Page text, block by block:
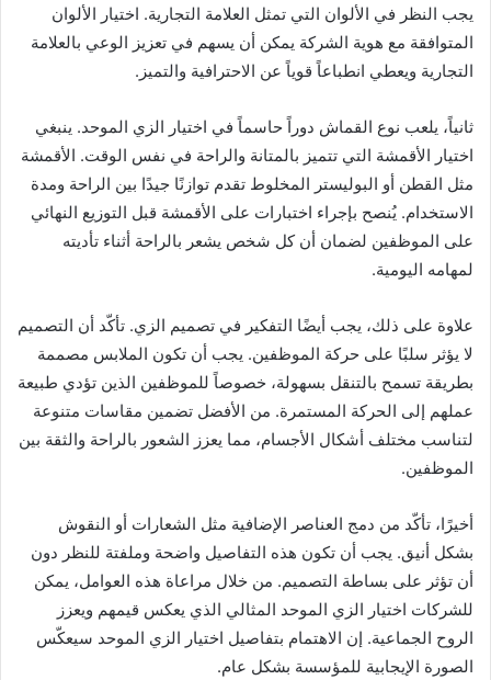
يجب النظر في الألوان التي تمثل العلامة التجارية. اختيار الألوان
المتوافقة مع هوية الشركة يمكن أن يسهم في تعزيز الوعي بالعلامة
التجارية ويعطي انطباعاً قوياً عن الاحترافية والتميز.
ثانياً، يلعب نوع القماش دوراً حاسماً في اختيار الزي الموحد. ينبغي
اختيار الأقمشة التي تتميز بالمتانة والراحة في نفس الوقت. الأقمشة
مثل القطن أو البوليستر المخلوط تقدم توازنًا جيدًا بين الراحة ومدة
الاستخدام. يُنصح بإجراء اختبارات على الأقمشة قبل التوزيع النهائي
على الموظفين لضمان أن كل شخص يشعر بالراحة أثناء تأديته
لمهامه اليومية.
علاوة على ذلك، يجب أيضًا التفكير في تصميم الزي. تأكّد أن التصميم
لا يؤثر سلبًا على حركة الموظفين. يجب أن تكون الملابس مصممة
بطريقة تسمح بالتنقل بسهولة، خصوصاً للموظفين الذين تؤدي طبيعة
عملهم إلى الحركة المستمرة. من الأفضل تضمين مقاسات متنوعة
لتناسب مختلف أشكال الأجسام، مما يعزز الشعور بالراحة والثقة بين
الموظفين.
أخيرًا، تأكّد من دمج العناصر الإضافية مثل الشعارات أو النقوش
بشكل أنيق. يجب أن تكون هذه التفاصيل واضحة وملفتة للنظر دون
أن تؤثر على بساطة التصميم. من خلال مراعاة هذه العوامل، يمكن
للشركات اختيار الزي الموحد المثالي الذي يعكس قيمهم ويعزز
الروح الجماعية. إن الاهتمام بتفاصيل اختيار الزي الموحد سيعكّس
الصورة الإيجابية للمؤسسة بشكل عام.